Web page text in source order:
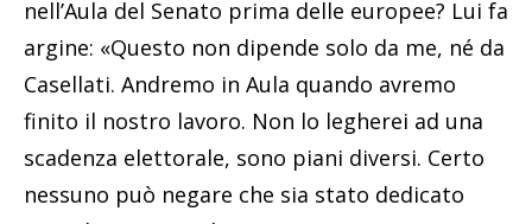
nell’Aula del Senato prima delle europee? Lui fa
argine: «Questo non dipende solo da me, né da
Casellati. Andremo in Aula quando avremo
finito il nostro lavoro. Non lo legherei ad una
scadenza elettorale, sono piani diversi. Certo
nessuno può negare che sia stato dedicato